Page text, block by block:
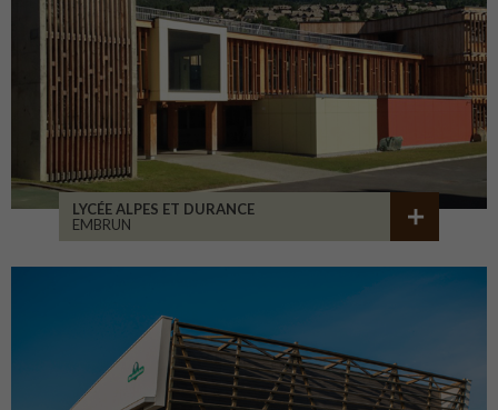
LYCÉE ALPES ET DURANCE
EMBRUN